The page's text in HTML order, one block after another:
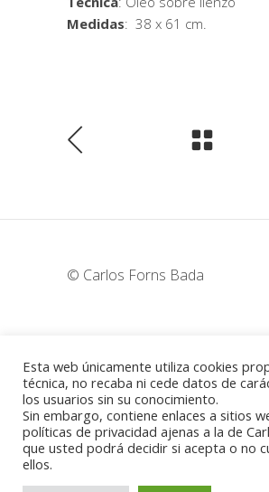
Medidas: 38 x 61 cm.
© Carlos Forns Bada
Madrid - España
Esta web únicamente utiliza cookies
técnica, no recaba ni cede datos de
los usuarios sin su conocimiento.
Sin embargo, contiene enlaces a sitios
políticas de privacidad ajenas a la de
que usted podrá decidir si acepta o no
ellos.